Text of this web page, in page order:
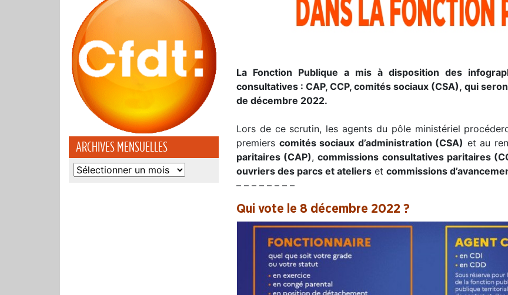
ARCHIVES MENSUELLES
Archives
La Fonction Publique a mis à disposition des
consultatives : CAP, CCP, comités sociaux (CSA), qui
de décembre 2022.
Lors de ce scrutin, les agents du pôle ministériel
premiers comités sociaux d’administration (CSA) et au
paritaires (CAP),commissions consultatives paritaires
ouvriers des parcs et ateliers et commissions
– – – – – – – –
Qui vote le 8 décembre 2022 ?